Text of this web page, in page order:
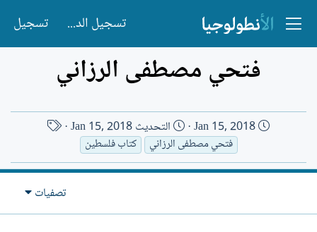
تسجيل الدخول تسجيل
فتحي مصطفى الرزاني
ت
ر
ي
ا
Jan 15, 2018 التحديثJan 15, 2018
ا
م
ا
ل
ك
فتحي مصطفى الرزاني كتاب فلسطين
تصفيات